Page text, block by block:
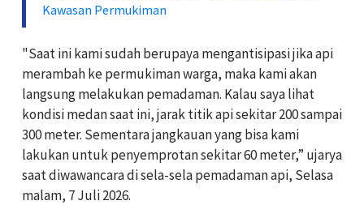
Kawasan Permukiman
"Saat ini kami sudah berupaya mengantisipasi jika api
merambah ke permukiman warga, maka kami akan
langsung melakukan pemadaman. Kalau saya lihat
kondisi medan saat ini, jarak titik api sekitar 200 sampai
300 meter. Sementara jangkauan yang bisa kami
lakukan untuk penyemprotan sekitar 60 meter,” ujarya
saat diwawancara di sela-sela pemadaman api, Selasa
malam, 7 Juli 2026.